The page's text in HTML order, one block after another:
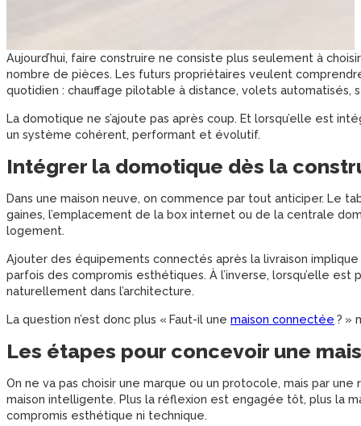
Aujourd’hui, faire construire ne consiste plus seulement à
nombre de pièces. Les futurs propriétaires veulent
quotidien : chauffage pilotable à distance, volets automatisés,
La domotique ne s’ajoute pas après coup. Et lorsqu’elle est
un système cohérent, performant et évolutif.
Intégrer la domotique dès la
Dans une maison neuve, on commence par tout anticiper. Le
gaines, l’emplacement de la box internet ou de la centrale
logement.
Ajouter des équipements connectés après la livraison
parfois des compromis esthétiques. À l’inverse, lorsqu’elle
naturellement dans l’architecture.
La question n’est donc plus « Faut-il une maison connectée ? »
Les étapes pour concevoir une
On ne va pas choisir une marque ou un protocole, mais par
maison intelligente. Plus la réflexion est engagée tôt, plus la
compromis esthétique ni technique.